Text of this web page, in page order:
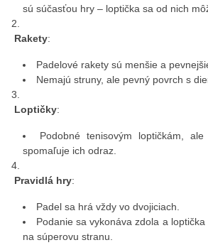
sú súčasťou hry – loptička sa od nich
Rakety:
Padelové rakety sú menšie a
Nemajú struny, ale pevný povrch s
Loptičky:
Podobné tenisovým loptičkám,
spomaľuje ich odraz.
Pravidlá hry:
Padel sa hrá vždy vo dvojiciach.
Podanie sa vykonáva zdola a
na súperovu stranu.